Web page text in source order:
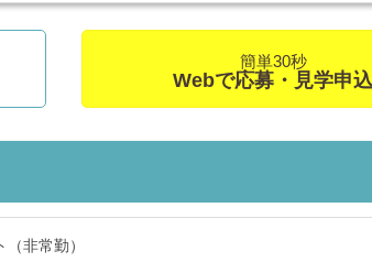
簡単30秒
Webで応募・見学申込
非常勤）